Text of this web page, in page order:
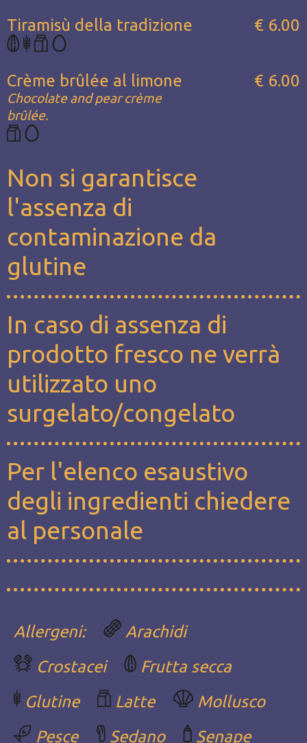
Tiramisù della tradizione € 6.00
Crème brûlée al limone
Chocolate and pear crème
brûlée.
€ 6.00
Non si garantisce
l'assenza di
contaminazione da
glutine
In caso di assenza di
prodotto fresco ne verrà
utilizzato uno
surgelato/congelato
Per l'elenco esaustivo
degli ingredienti chiedere
al personale
Allergeni:
Arachidi
Crostacei
Frutta secca
Glutine
Latte
Mollusco
Pesce
Sedano Senape